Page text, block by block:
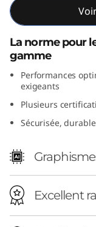
n
2
n
e
La norme pour
gamme
Performances
exigeants
Plusieurs
Sécurisée,
Excellent